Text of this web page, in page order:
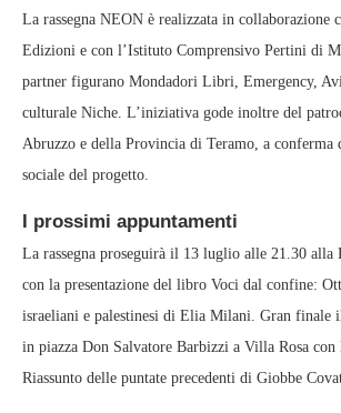
La rassegna NEON è realizzata in collaborazione
Edizioni e con l’Istituto Comprensivo Pertini di
partner figurano Mondadori Libri, Emergency,
culturale Niche. L’iniziativa gode inoltre del
Abruzzo e della Provincia di Teramo, a conferma
sociale del progetto.
I prossimi appuntamenti
La rassegna proseguirà il 13 luglio alle 21.30 alla
con la presentazione del libro Voci dal confine:
israeliani e palestinesi di Elia Milani. Gran finale
in piazza Don Salvatore Barbizzi a Villa Rosa con
Riassunto delle puntate precedenti di Giobbe